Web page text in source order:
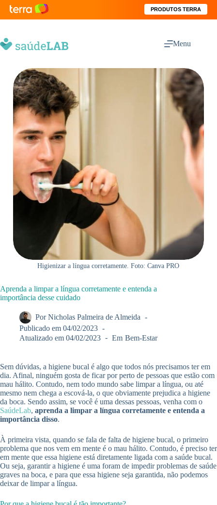
PRODUTOS TERRA
Menu
Higienizar a língua corretamente. Foto: Canva PRO
Aprenda a limpar a língua corretamente e entenda a
importância desse cuidado
Por Nicholas Palmeira de Almeida
Publicado em 04/02/2023
Atualizado em 04/02/2023 Em Bem-Estar
Sem dúvidas, a higiene bucal é algo que todos nós precisamos ter em
dia. Afinal, ninguém gosta de ficar por perto de pessoas que estão com
mau hálito. Contudo, nem todo mundo sabe limpar a língua, ou até
mesmo nem chega a escová-la, o que obviamente prejudica a higiene
da boca. Sendo assim, se você é uma dessas pessoas, venha com o
SaúdeLab, aprenda a limpar a língua corretamente e entenda a
importância disso.
À primeira vista, quando se fala de falta de higiene bucal, o primeiro
problema que nos vem em mente é o mau hálito. Contudo, é preciso ter
em mente que essa higiene está diretamente ligada com a saúde bucal.
Ou seja, garantir a higiene é uma foram de impedir problemas de saúde
graves na boca, e para que essa higiene seja garantida, não podemos
deixar de limpar a língua.